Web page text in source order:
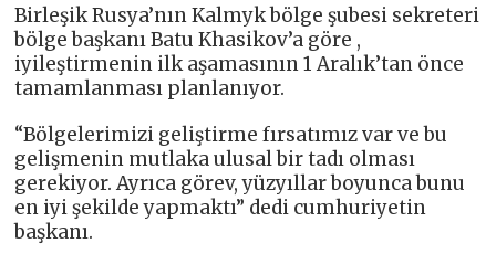
Birleşik Rusya’nın Kalmyk bölge şubesi sekreteri
bölge başkanı Batu Khasikov’a göre ,
iyileştirmenin ilk aşamasının 1 Aralık’tan önce
tamamlanması planlanıyor.
“Bölgelerimizi geliştirme fırsatımız var ve bu
gelişmenin mutlaka ulusal bir tadı olması
gerekiyor. Ayrıca görev, yüzyıllar boyunca bunu
en iyi şekilde yapmaktı” dedi cumhuriyetin
başkanı.